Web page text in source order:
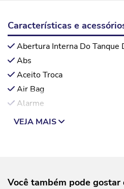
Características e
Abertura Interna Do Tanque
Abs
Aceito Troca
Air Bag
Alarme
VEJA MAIS
Você também pode gostar